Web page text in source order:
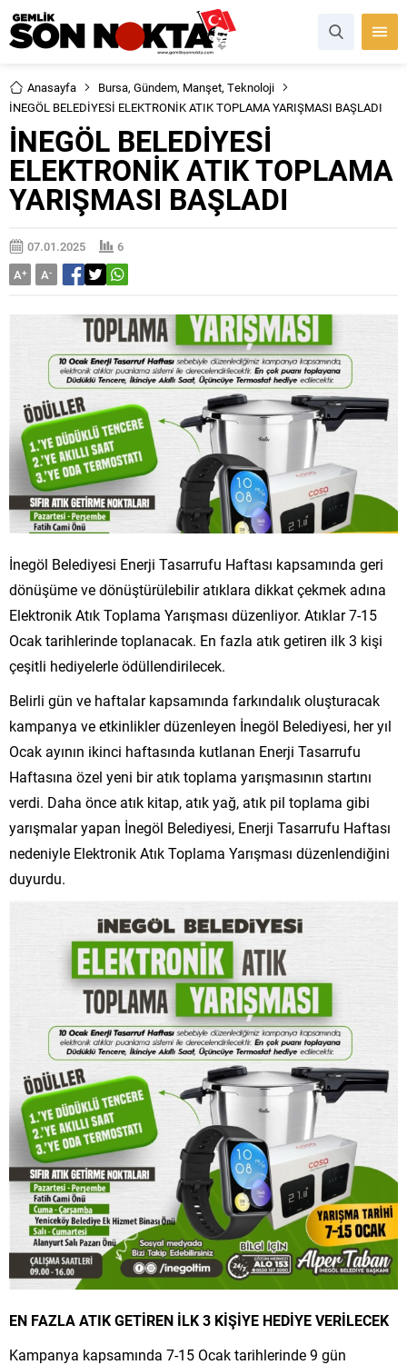
Anasayfa Bursa, Gündem, Manşet, Teknoloji
İNEGÖL BELEDİYESİ ELEKTRONİK ATIK TOPLAMA YARIŞMASI BAŞLADI
İNEGÖL BELEDİYESİ
ELEKTRONİK ATIK TOPLAMA
YARIŞMASI BAŞLADI
07.01.2025
6
A+ A-
İnegöl Belediyesi Enerji Tasarrufu Haftası kapsamında geri
dönüşüme ve dönüştürülebilir atıklara dikkat çekmek adına
Elektronik Atık Toplama Yarışması düzenliyor. Atıklar 7-15
Ocak tarihlerinde toplanacak. En fazla atık getiren ilk 3 kişi
çeşitli hediyelerle ödüllendirilecek.
Belirli gün ve haftalar kapsamında farkındalık oluşturacak
kampanya ve etkinlikler düzenleyen İnegöl Belediyesi, her yıl
Ocak ayının ikinci haftasında kutlanan Enerji Tasarrufu
Haftasına özel yeni bir atık toplama yarışmasının startını
verdi. Daha önce atık kitap, atık yağ, atık pil toplama gibi
yarışmalar yapan İnegöl Belediyesi, Enerji Tasarrufu Haftası
nedeniyle Elektronik Atık Toplama Yarışması düzenlendiğini
duyurdu.
EN FAZLA ATIK GETİREN İLK 3 KİŞİYE HEDİYE VERİLECEK
Kampanya kapsamında 7-15 Ocak tarihlerinde 9 gün